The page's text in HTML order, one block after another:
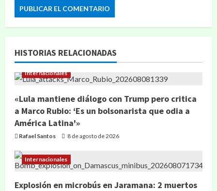
HISTORIAS RELACIONADAS
Internacionales
«Lula mantiene diálogo con Trump pero critica
a Marco Rubio: ‘Es un bolsonarista que odia a
América Latina'»
Rafael Santos 8 de agosto de 2026
Internacionales
Explosión en microbús en Jaramana: 2 muertos